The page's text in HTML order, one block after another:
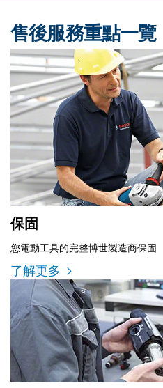
售後服務重點一覽
保固
您電動工具的完整博世製造商保固
了解更多